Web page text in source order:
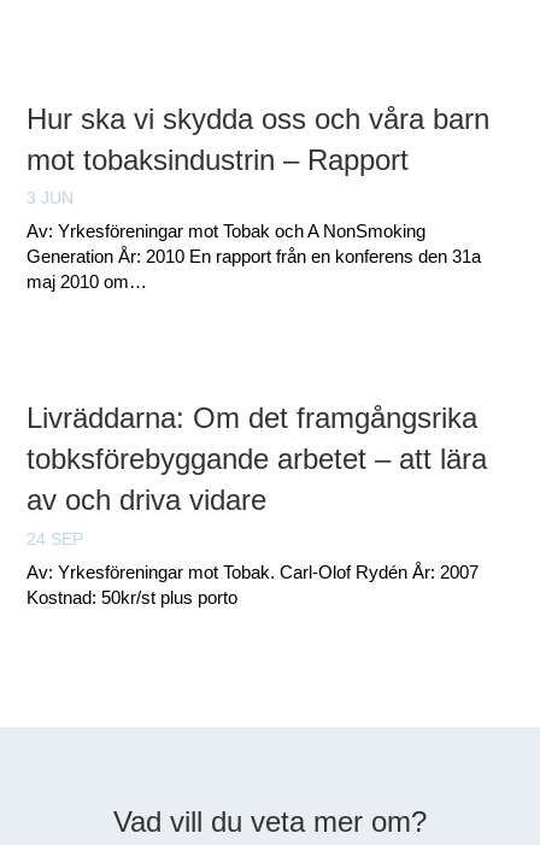
Hur ska vi skydda oss och våra barn
mot tobaksindustrin – Rapport
3 JUN
Av: Yrkesföreningar mot Tobak och A NonSmoking
Generation År: 2010 En rapport från en konferens den 31a
maj 2010 om…
Livräddarna: Om det framgångsrika
tobksförebyggande arbetet – att lära
av och driva vidare
24 SEP
Av: Yrkesföreningar mot Tobak. Carl-Olof Rydén År: 2007
Kostnad: 50kr/st plus porto
Vad vill du veta mer om?